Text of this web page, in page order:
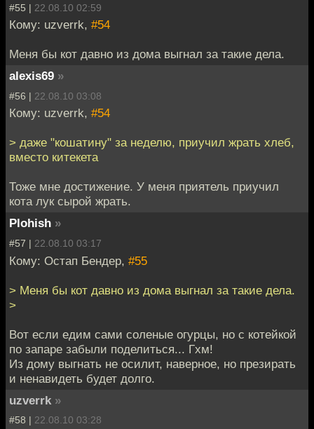
#55 | 22.08.10 02:59
Кому: uzverrk, #54
Меня бы кот давно из дома выгнал за такие дела.
alexis69 »
#56 | 22.08.10 03:08
Кому: uzverrk, #54
> даже "кошатину" за неделю, приучил жрать хлеб,
вместо китекета
Тоже мне достижение. У меня приятель приучил
кота лук сырой жрать.
Plohish »
#57 | 22.08.10 03:17
Кому: Остап Бендер, #55
> Меня бы кот давно из дома выгнал за такие дела.
>
Вот если едим сами соленые огурцы, но с котейкой
по запаре забыли поделиться... Гхм!
Из дому выгнать не осилит, наверное, но презирать
и ненавидеть будет долго.
uzverrk »
#58 | 22.08.10 03:28